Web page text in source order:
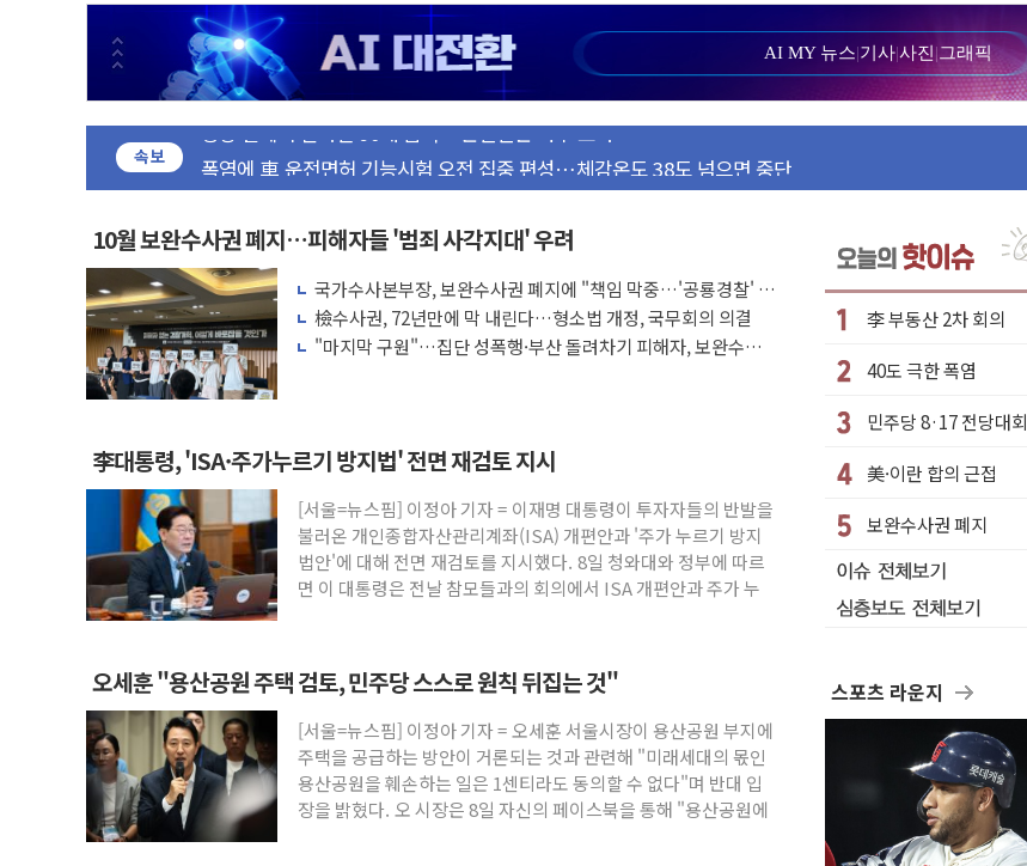
AI MY 뉴스|기사|사진 |그래픽
속보
동해시, 11~14일 '별똥별 멍' 운영…페르세우스 유성우 관측
강원 중·남부 동해안 시간당 50mm 이상 폭우…호우경보 발효
청양 밭에서 일하던 90대 숨져…온열질환 여부 조사
폭염에 車 운전면허 기능시험 오전 집중 편성…체감온도 38도 넘으면 중단
李대통령, 'ISA·주가누르기 방지법' 전면 재검토 지시
'호우 특보' 경북 울진 시간당 20~30mm 강한 비...가뭄 해소될 듯
주말 무더위·열대야 지속…내륙 곳곳 소나기
오세훈 "용산공원 주택 검토, 민주당 스스로 원칙 뒤집는 것"
충북 주말 무더위 지속…청주·진천 35도, 곳곳 소나기
10월 보완수사권 폐지·공소청 출범…피해자들 '범죄 사각지대' 우려
한상협, 업계 개인정보 보안 새판 짠다…'자율규제단체' 타진
뉴욕증시, 고용 쇼크에 금리 인상 우려 후퇴…S&P500 최고치
트럼프, 쿡 연준 이사 해임 재추진…"26일까지 의혹 소명" 요구
유럽증시, 美 고용 예상 밖 부진에 연준 금리 인상 가능성 낮아지며 상승… STOXX 600 지수는 나흘 연속
최고치
미 연준 매파 기세 꺾이나…고용 감소에 9월 동결 전망 우세
10월 보완수사권 폐지…피해자들 '범죄 사각지대' 우려
국가수사본부장, 보완수사권 폐지에 "책임 막중…'공룡경찰' 우
려 해소"
檢수사권, 72년만에 막 내린다…형소법 개정, 국무회의 의결
"마지막 구원"…집단 성폭행·부산 돌려차기 피해자, 보완수사
李대통령, 'ISA·주가누르기 방지법' 전면 재검토 지시
[서울=뉴스핌] 이정아 기자 = 이재명 대통령이 투자자들의 반발을
불러온 개인종합자산관리계좌(ISA) 개편안과 '주가 누르기 방지
법안'에 대해 전면 재검토를 지시했다. 8일 청와대와 정부에 따르
면 이 대통령은 전날 참모들과의 회의에서 ISA 개편안과 주가 누
오세훈 "용산공원 주택 검토, 민주당 스스로 원칙 뒤집는 것"
[서울=뉴스핌] 이정아 기자 = 오세훈 서울시장이 용산공원 부지에
주택을 공급하는 방안이 거론되는 것과 관련해 "미래세대의 몫인
용산공원을 훼손하는 일은 1센티라도 동의할 수 없다"며 반대 입
장을 밝혔다. 오 시장은 8일 자신의 페이스북을 통해 "용산공원에
李 부동산 2차 회의
40도 극한 폭염
민주당 8·17 전당대회
美·이란 합의 근접
보완수사권 폐지
스포츠 라운지